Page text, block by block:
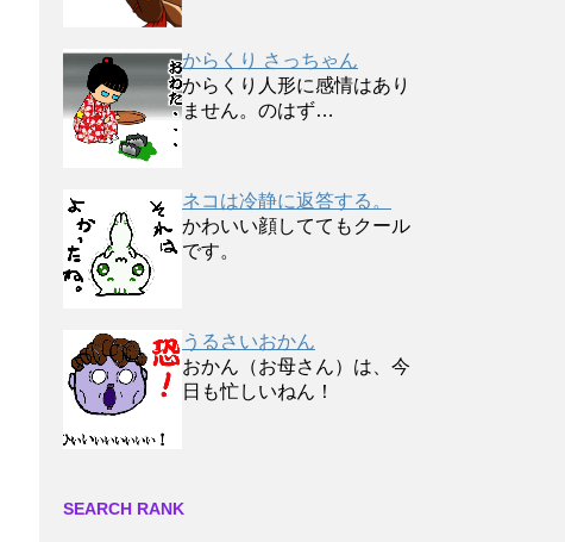
からくり さっちゃん
からくり人形に感情はあり
ません。のはず…
ネコは冷静に返答する。
かわいい顔しててもクール
です。
うるさいおかん
おかん（お母さん）は、今
日も忙しいねん！
SEARCH RANK